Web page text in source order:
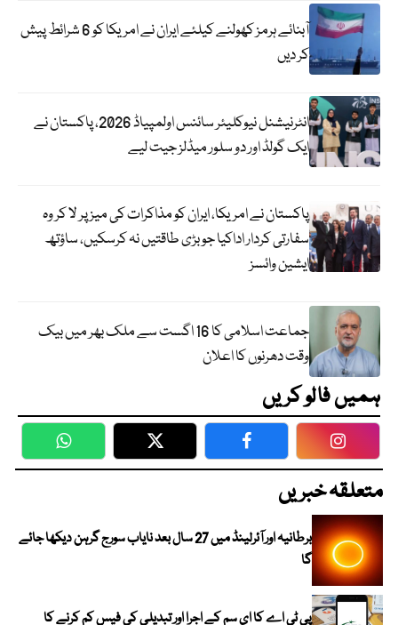
آبنائے ہرمز کھولنے کیلئے ایران نے امریکا کو 6 شرائط پیش
کر دیں
انٹرنیشنل نیوکلیئر سائنس اولمپیاڈ 2026، پاکستان نے
ایک گولڈ اور دو سلور میڈلز جیت لیے
پاکستان نے امریکا، ایران کو مذاکرات کی میز پر لا کر وہ
سفارتی کردار اداکیا جو بڑی طاقتیں نہ کرسکیں، ساؤتھ
ایشین وائسز
جماعت اسلامی کا 16 اگست سے ملک بھر میں بیک
وقت دھرنوں کا اعلان
ہمیں فالو کریں
WhatsApp Twitter Facebook
متعلقہ خبریں
برطانیہ اور آئرلینڈ میں 27 سال بعد نایاب سورج گرہن دیکھا جائے
گا
پی ٹی اے کا ای سم کے اجرا اور تبدیلی کی فیس کم کرنے کا